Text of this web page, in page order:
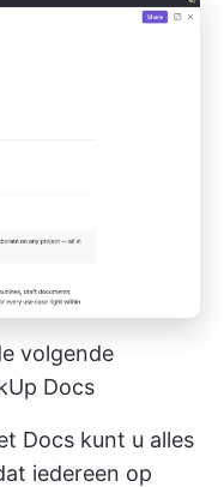
volgende
Docs
Docs kunt u alles
iedereen op